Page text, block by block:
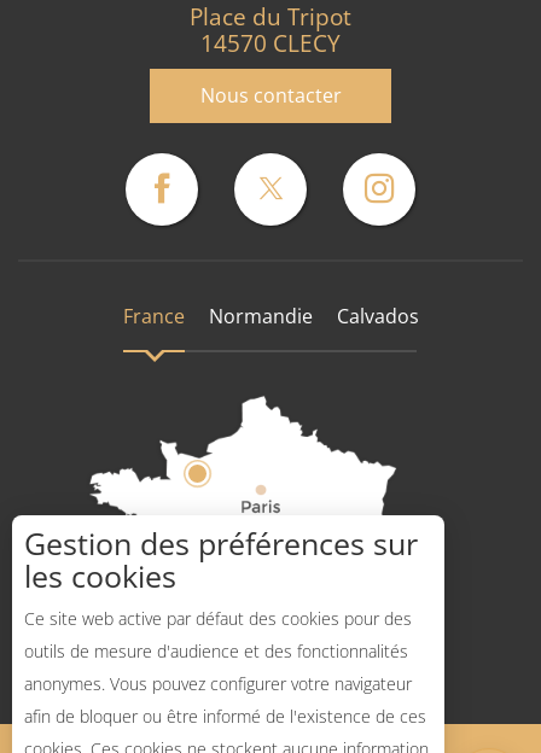
Ouvertures
Place du Tripot
14570 CLECY
Nous contacter
France Normandie Calvados
Gestion des préférences sur
les cookies
Ce site web active par défaut des cookies pour des
outils de mesure d'audience et des fonctionnalités
anonymes. Vous pouvez configurer votre navigateur
afin de bloquer ou être informé de l'existence de ces